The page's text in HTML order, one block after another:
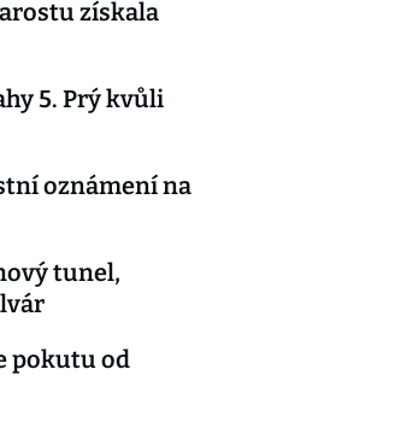
získala
5. Prý kvůli
oznámení na
tunel,
pokutu od